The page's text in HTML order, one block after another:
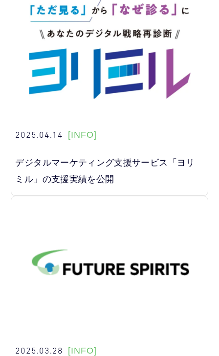
2025.04.14 [INFO]
デジタルマーケティング支援サービス「ヨリ
ミル」の支援実績を公開
2025.03.28 [INFO]